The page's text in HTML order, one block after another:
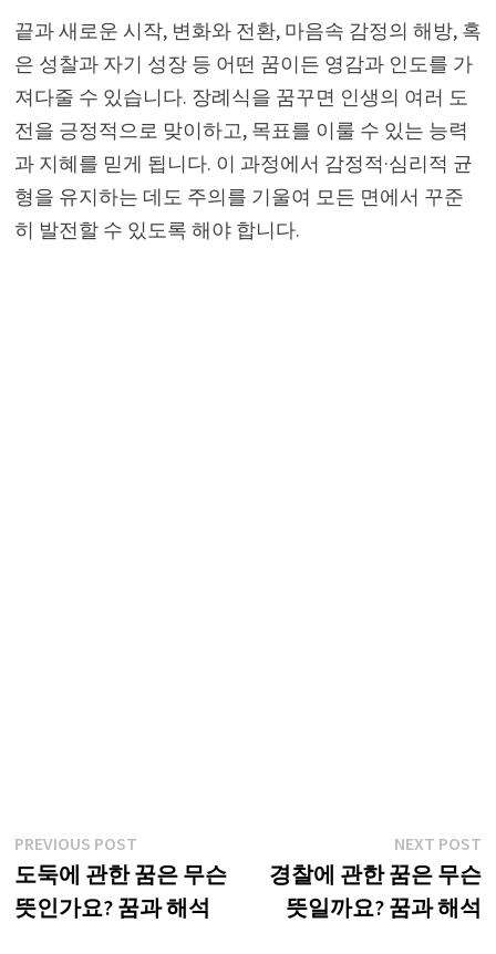
끝과 새로운 시작, 변화와 전환, 마음속 감정의 해방, 혹
은 성찰과 자기 성장 등 어떤 꿈이든 영감과 인도를 가
져다줄 수 있습니다. 장례식을 꿈꾸면 인생의 여러 도
전을 긍정적으로 맞이하고, 목표를 이룰 수 있는 능력
과 지혜를 믿게 됩니다. 이 과정에서 감정적·심리적 균
형을 유지하는 데도 주의를 기울여 모든 면에서 꾸준
히 발전할 수 있도록 해야 합니다.
글
탐
색
PREVIOUS POSTPrevious
post:
도둑에 관한 꿈은 무슨
뜻인가요? 꿈과 해석
NEXT POST
경찰에 관한 꿈은 무슨
뜻일까요? 꿈과 해석